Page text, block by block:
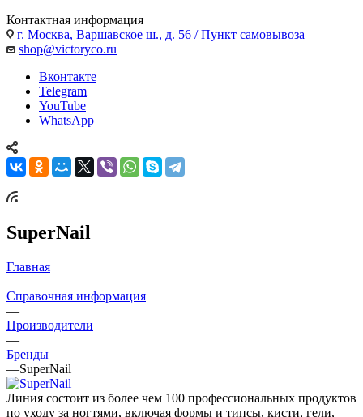
Контактная информация
г. Москва, Варшавское ш., д. 56 / Пункт самовывоза
shop@victoryco.ru
Вконтакте
Telegram
YouTube
WhatsApp
SuperNail
Главная
—
Справочная информация
—
Производители
—
Бренды
—SuperNail
Линия состоит из более чем 100 профессиональных продуктов
по уходу за ногтями, включая формы и типсы, кисти, гели,